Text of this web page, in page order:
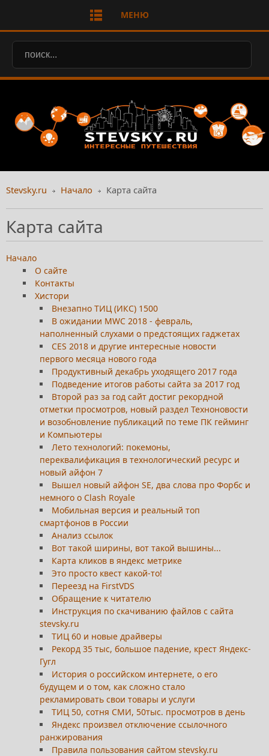
МЕНЮ
Stevsky.ru Начало Карта сайта
Карта сайта
Начало
О сайте
Контакты
Хистори
Внезапно ТИЦ (ИКС) 1500
В ожидании MWC 2018 - февраль,
наполненный слухами о предстоящих гаджетах
CES 2018 и другие интересные новости
первого месяца нового года
Продуктивный декабрь уходящего 2017 года
Подведение итогов работы сайта за 2017 год
Второй раз за год сайт достиг рекордной
отметки просмотров, новый раздел Техноновости
и возобновление публикаций по теме ПК гейминг
и Компьютеры
Лето технологий: покемоны,
переквалификация в технологический ресурс и
новый айфон 7
Вышел новый айфон SE, два слова про Форбс и
немного о Clash Royale
Мобильная версия и реальный топ
смартфонов в России
Анализ ссылок
Вот такой ширины, вот такой вышины...
Карта кликов в яндекс метрике
Это просто квест какой-то!
Переезд на FirstVDS
Обращение к читателю
Инструкция по скачиванию файлов с сайта
stevsky.ru
ТИЦ 60 и новые драйверы
Рекорд 35 тыс, большое падение, крест Яндекс-
Гугл
История о российском интернете, о его
будущем и о том, как сложно стало
рекламировать свои товары и услуги
ТИЦ 50, сотня СМИ, 50тыс. просмотров в день
Яндекс произвел отключение ссылочного
ранжирования
Правила пользования сайтом stevsky.ru